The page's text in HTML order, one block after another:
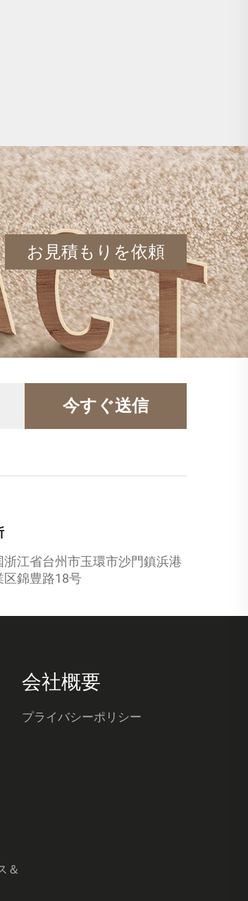
お見積もりを依頼
今すぐ送信
浙江省台州市玉環市沙門鎮浜港
区錦豊路18号
＆
会社概要
プライバシーポリシー